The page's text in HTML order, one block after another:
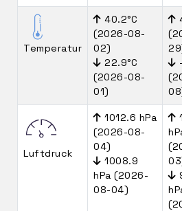
Temperatur
40.2°C
(2026-08-
02)
22.9°C
(2026-08-
01)
Luftdruck
1012.6 hPa
(2026-08-
04)
1008.9
hPa (2026-
08-04)